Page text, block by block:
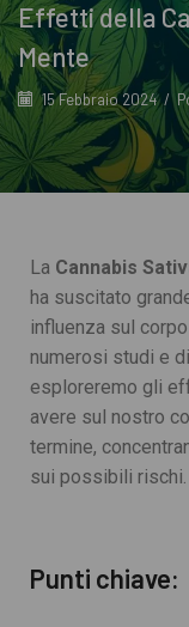
Effetti della
Mente
15 Febbraio 2024 /
La Cannabis
ha suscitato
influenza sul
numerosi studi e
esploreremo gli
avere sul nostro
termine,
sui possibili rischi.
Punti chiave: